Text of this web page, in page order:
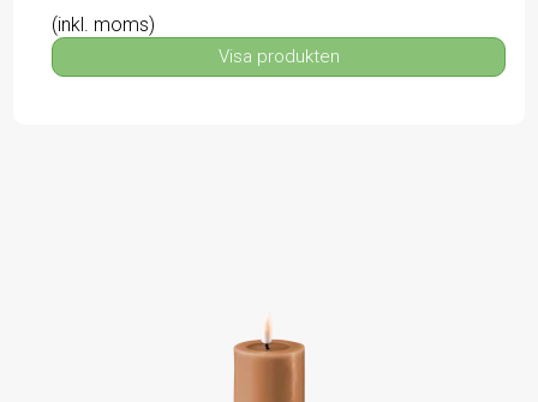
(inkl. moms)
Visa produkten